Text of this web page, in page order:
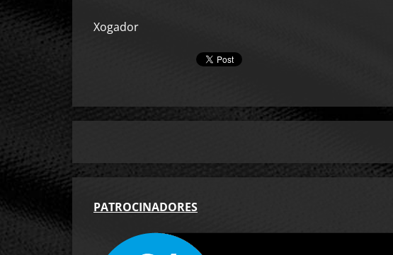
Xogador
PATROCINADORES